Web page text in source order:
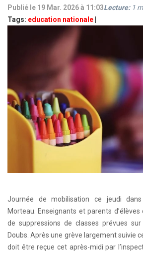
Publié le 19 Mar. 2026 à 11:03
Tags: education nationale
Lecture: 1
Journée de mobilisation ce jeudi
Morteau. Enseignants et parents
de suppressions de classes prévues
Doubs. Après une grève largement suivie
doit être reçue cet après-midi par